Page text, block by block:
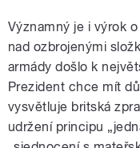
Významný je i výrok
nad ozbrojenými
armády došlo k
Prezident chce mít
vysvětluje britská
udržení principu